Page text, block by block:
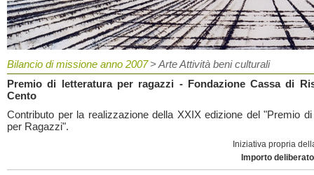
Bilancio di missione anno 2007 > Arte Attività beni culturali
Premio di letteratura per ragazzi - Fondazione Cassa di
Cento
Contributo per la realizzazione della XXIX edizione del "Premio di
per Ragazzi".
Iniziativa propria
Importo